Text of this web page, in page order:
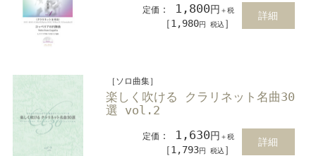
定価 ： 1,800円 ＋税
［1,980円 税込 ］
詳細
［ソロ曲集］
楽しく吹ける クラリネット名曲30
選 vol.2
定価 ： 1,630円 ＋税
［1,793円 税込 ］
詳細